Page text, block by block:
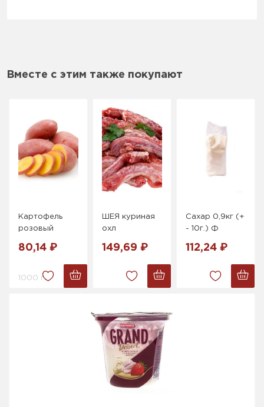
Вместе с этим также покупают
Картофель
розовый
80,14 ₽
1000 г.
ШЕЯ куриная
охл
149,69 ₽
Сахар 0,9кг (+
- 10г.) Ф
112,24 ₽